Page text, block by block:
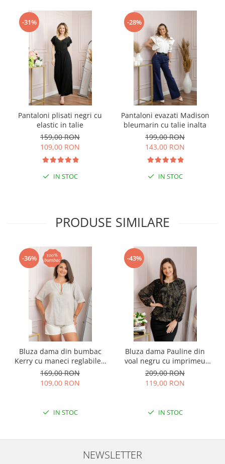
-31%
Pantaloni plisati negri cu
elastic in talie
159,00 RON
109,00 RON
IN STOC
-28%
Pantaloni evazati Madison
bleumarin cu talie inalta
199,00 RON
143,00 RON
IN STOC
PRODUSE SIMILARE
-36%
Bluza dama din bumbac
Kerry cu maneci reglabile -
Ecru
169,00 RON
109,00 RON
IN STOC
-43%
Bluza dama Pauline din
voal negru cu imprimeu
floral auriu
209,00 RON
119,00 RON
IN STOC
NEWSLETTER